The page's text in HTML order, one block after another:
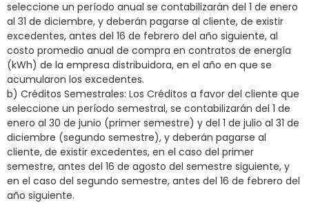
seleccione un período anual se contabilizarán del 1 de enero
al 31 de diciembre, y deberán pagarse al cliente, de existir
excedentes, antes del 16 de febrero del año siguiente, al
costo promedio anual de compra en contratos de energía
(kWh) de la empresa distribuidora, en el año en que se
acumularon los excedentes.
b) Créditos Semestrales: Los Créditos a favor del cliente que
seleccione un período semestral, se contabilizarán del 1 de
enero al 30 de junio (primer semestre) y del 1 de julio al 31 de
diciembre (segundo semestre), y deberán pagarse al
cliente, de existir excedentes, en el caso del primer
semestre, antes del 16 de agosto del semestre siguiente, y
en el caso del segundo semestre, antes del 16 de febrero del
año siguiente.